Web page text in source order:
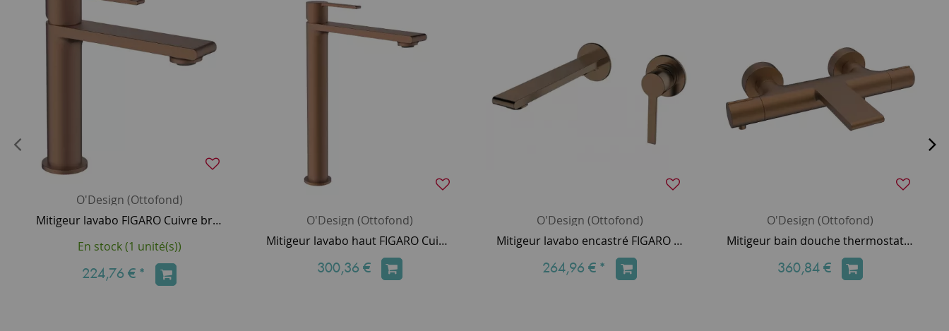
O'Design (Ottofond)
Mitigeur lavabo FIGARO Cuivre brossé PVD avec vidage clic-clac - O'DESIGN Réf. FIG11CB
En stock (1 unité(s))
224,76 € *
O'Design (Ottofond)
Mitigeur lavabo haut FIGARO Cuivré brossé PVD avec vidage clic-clac - O'DESIGN Réf. FIG11HCB
300,36 €
O'Design (Ottofond)
Mitigeur lavabo encastré FIGARO Cuivre brossé PVD (bonde en option) - O'DESIGN Réf. FIG101CB
264,96 € *
O'Design (Ottofond)
Mitigeur bain douche thermostatique Figaro Cuivre brossé - O'DESIGN Réf. FIG330CB
360,84 €